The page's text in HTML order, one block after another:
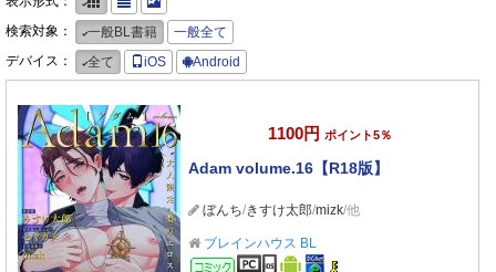
検索対象：
一般BL書籍
一般全て
デバイス：
全て iOS Android
1100円 ポイント5％
Adam volume.16【R18版】
ぼんち/きすけ太郎/mizk/他
ブレインハウス BL
コミック